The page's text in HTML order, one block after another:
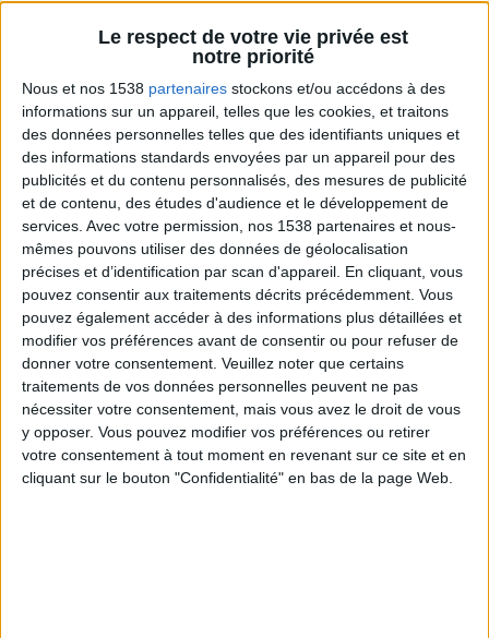
Le respect de votre vie privée est
notre priorité
Nous et nos 1538 partenaires stockons et/ou accédons à des
informations sur un appareil, telles que les cookies, et traitons
des données personnelles telles que des identifiants uniques et
des informations standards envoyées par un appareil pour des
publicités et du contenu personnalisés, des mesures de publicité
et de contenu, des études d'audience et le développement de
services. Avec votre permission, nos 1538 partenaires et nous-
mêmes pouvons utiliser des données de géolocalisation
précises et d’identification par scan d'appareil. En cliquant, vous
pouvez consentir aux traitements décrits précédemment. Vous
pouvez également accéder à des informations plus détaillées et
modifier vos préférences avant de consentir ou pour refuser de
donner votre consentement. Veuillez noter que certains
traitements de vos données personnelles peuvent ne pas
nécessiter votre consentement, mais vous avez le droit de vous
y opposer. Vous pouvez modifier vos préférences ou retirer
votre consentement à tout moment en revenant sur ce site et en
cliquant sur le bouton "Confidentialité" en bas de la page Web.
programme fonctionne surtout pour les nouveaux
membres de la communauté. Il partage des infos
sur le régime oeufs ainsi que quelques astuces
sur comment libérer les kilos en trop. Il vous
guide sur les différentes rubriques accessible
vers votre tableau de bord pour vous aider à
profiter pleinement de votre programme de
coaching.
Combien de kilos souhaitez-vous perdre ?
Moins de
5 kilos
De 5 à 10
kilos
Plus de
10 kilos
Service-client & Motivation Voir tout
Les équipes du Service-client et de la